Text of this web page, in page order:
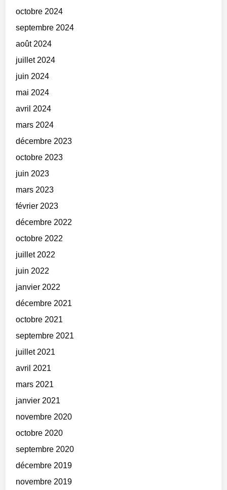
octobre 2024
septembre 2024
août 2024
juillet 2024
juin 2024
mai 2024
avril 2024
mars 2024
décembre 2023
octobre 2023
juin 2023
mars 2023
février 2023
décembre 2022
octobre 2022
juillet 2022
juin 2022
janvier 2022
décembre 2021
octobre 2021
septembre 2021
juillet 2021
avril 2021
mars 2021
janvier 2021
novembre 2020
octobre 2020
septembre 2020
décembre 2019
novembre 2019